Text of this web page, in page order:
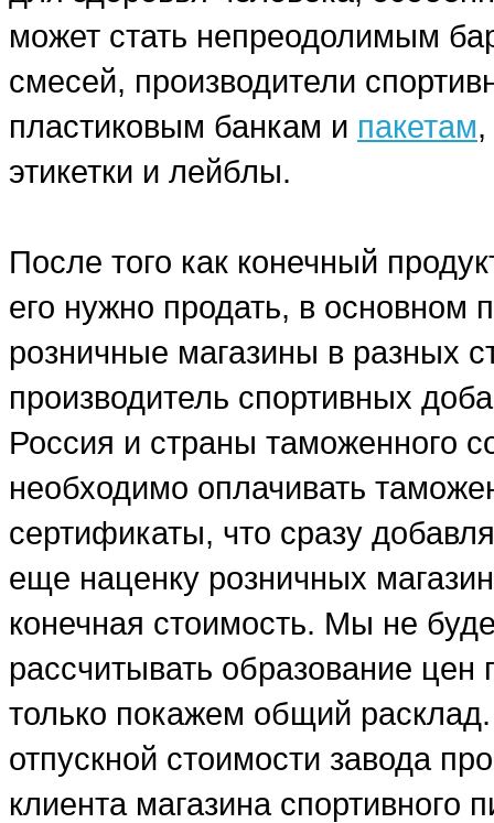
может стать непреодолимым
смесей, производители
пластиковым банкам и пакетам
этикетки и лейблы.
После того как конечный
его нужно продать, в основном
розничные магазины в разных
производитель спортивных
Россия и страны таможенного
необходимо оплачивать
сертификаты, что сразу
еще наценку розничных
конечная стоимость. Мы не
рассчитывать образование
только покажем общий
отпускной стоимости завода
клиента магазина спортивного